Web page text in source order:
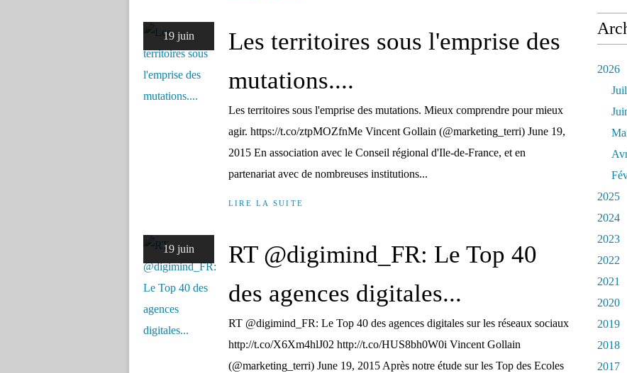
19 juin
Les territoires sous l'emprise des
mutations....
Les territoires sous l'emprise des mutations. Mieux comprendre pour mieux
agir. https://t.co/ztpMOZfnMe Vincent Gollain (@marketing_terri) June 19,
2015 En association avec le Conseil régional d'Ile-de-France, et en
partenariat avec de nombreuses institutions...
LIRE LA SUITE
19 juin
RT @digimind_FR: Le Top 40
des agences digitales...
RT @digimind_FR: Le Top 40 des agences digitales sur les réseaux sociaux
http://t.co/X6Xm4hlJ02 http://t.co/HUS8bh0W0i Vincent Gollain
(@marketing_terri) June 19, 2015 Après notre étude sur les Top des Ecoles
2026
2025
2024
2023
2022
2021
2020
2019
2018
2017